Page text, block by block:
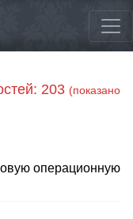
203 (показано
операционную